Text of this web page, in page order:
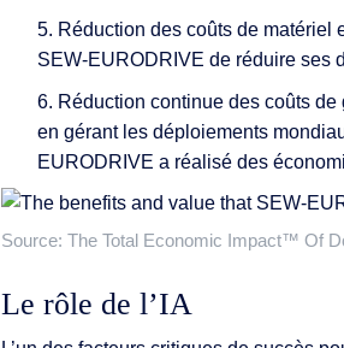
5. Réduction des coûts de matériel
SEW-EURODRIVE de réduire ses
6. Réduction continue des coûts
en gérant les déploiements
EURODRIVE a réalisé des
Source: The Total Economic Impact™ Of
Le rôle de l’IA